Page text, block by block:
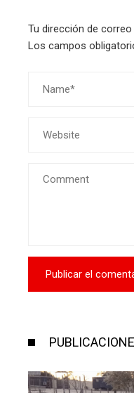
Tu dirección de
Los campos